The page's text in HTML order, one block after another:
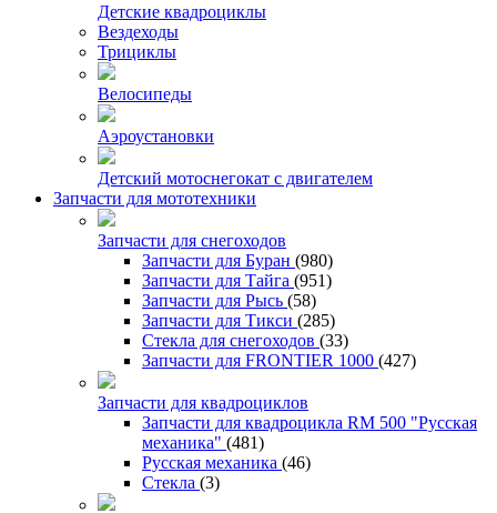
Детские квадроциклы
Вездеходы
Трициклы
Велосипеды
Аэроустановки
Детский мотоснегокат с двигателем
Запчасти для мототехники
Запчасти для снегоходов
Запчасти для Буран (980)
Запчасти для Тайга (951)
Запчасти для Рысь (58)
Запчасти для Тикси (285)
Стекла для снегоходов (33)
Запчасти для FRONTIER 1000 (427)
Запчасти для квадроциклов
Запчасти для квадроцикла RM 500 "Русская
механика" (481)
Русская механика (46)
Стекла (3)